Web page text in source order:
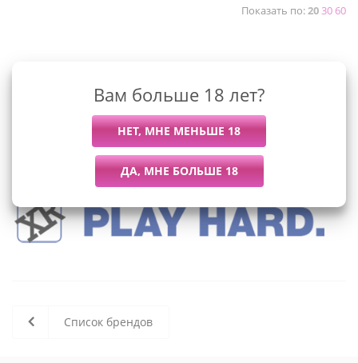
Показать по:203060
В данный момент нет активных
товаров
Список брендов
Вам больше 18 лет?